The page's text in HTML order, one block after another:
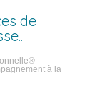
de
-
à la